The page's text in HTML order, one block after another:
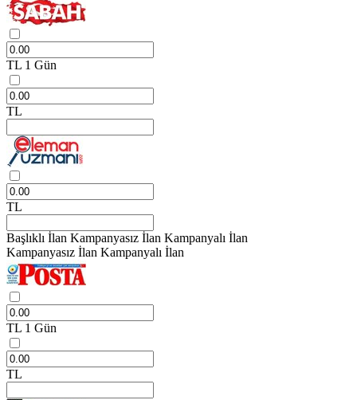
TL 1 Gün
TL
TL
Başlıklı İlan Kampanyasız İlan Kampanyalı İlan
Kampanyasız İlan Kampanyalı İlan
TL 1 Gün
TL